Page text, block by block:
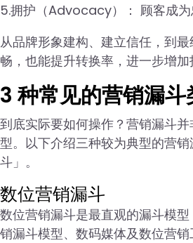
5.拥护（Advocacy）： 顾客成
从品牌形象建构、建立信任，到
畅，也能提升转换率，进一步增加
3 种常见的营销漏斗
到底实际要如何操作？营销漏斗
型。以下介绍三种较为典型的营
斗」。
数位营销漏斗
数位营销漏斗是最直观的漏斗模
销漏斗模型、数码媒体及数位营销